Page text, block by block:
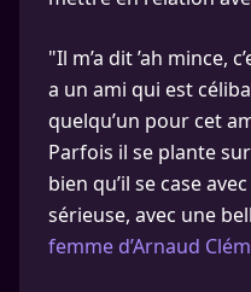
"Il m’a dit ’ah mince,
a un ami qui est
quelqu’un pour cet
Parfois il se plante
bien qu’il se case
sérieuse, avec une
femme d’Arnaud